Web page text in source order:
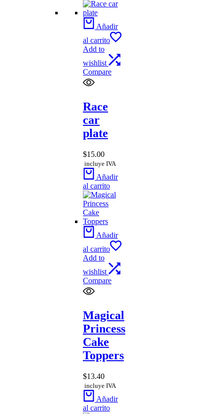
Añadir
al carrito
Add to
wishlist
Compare
Race
car
plate
$15.00
incluye IVA
Añadir
al carrito
Añadir
al carrito
Add to
wishlist
Compare
Magical
Princess
Cake
Toppers
$13.40
incluye IVA
Añadir
al carrito